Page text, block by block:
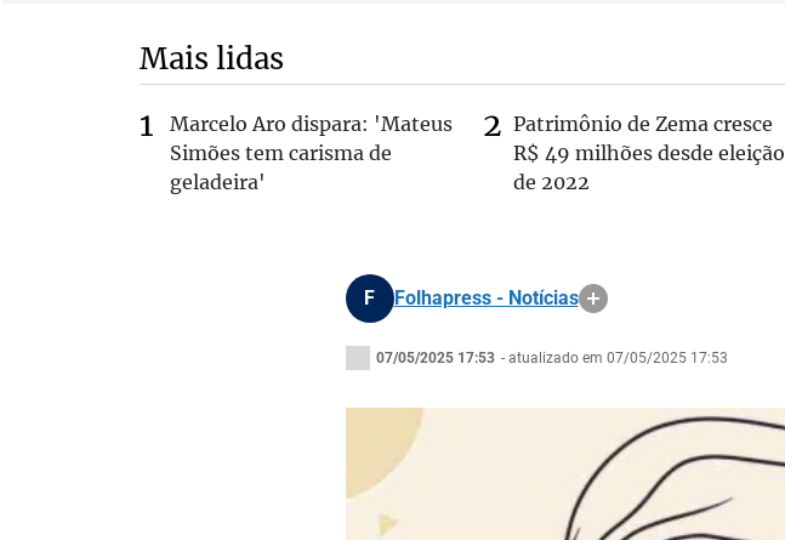
Mais lidas
Marcelo Aro dispara: 'Mateus
Simões tem carisma de
geladeira'
Patrimônio de Zema cresce
R$ 49 milhões desde eleição
de 2022
F Folhapress - Notícias
07/05/2025 17:53 - atualizado em 07/05/2025 17:53